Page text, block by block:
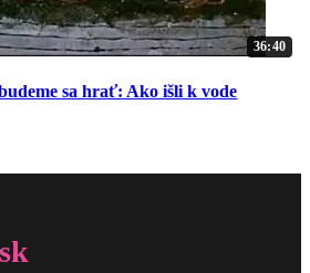
36:40
sa hrať: Ako išli k vode